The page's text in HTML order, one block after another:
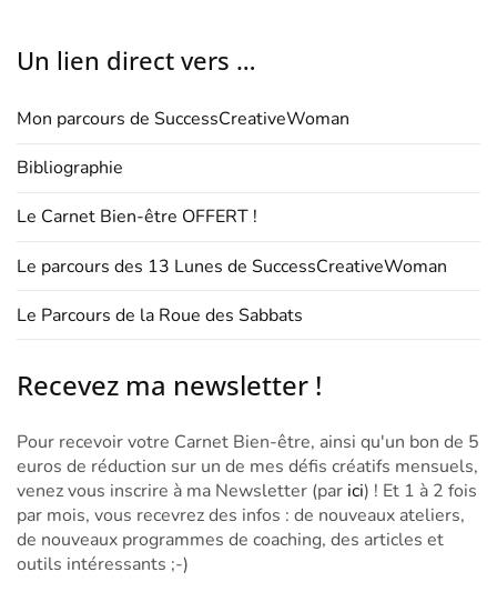
Un lien direct vers …
Mon parcours de SuccessCreativeWoman
Bibliographie
Le Carnet Bien-être OFFERT !
Le parcours des 13 Lunes de SuccessCreativeWoman
Le Parcours de la Roue des Sabbats
Recevez ma newsletter !
Pour recevoir votre Carnet Bien-être, ainsi qu'un bon de 5
euros de réduction sur un de mes défis créatifs mensuels,
venez vous inscrire à ma Newsletter (par ici) ! Et 1 à 2 fois
par mois, vous recevrez des infos : de nouveaux ateliers,
de nouveaux programmes de coaching, des articles et
outils intéressants ;-)